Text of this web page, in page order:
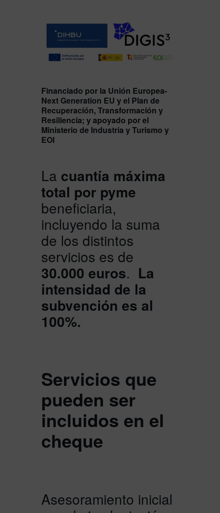
Financiado por la Unión Europea-
Next Generation EU y el Plan de
Recuperación, Transformación y
Resiliencia; y apoyado por el
Ministerio de Industria y Turismo y
EOI
La cuantía máxima
total por pyme
beneficiaria,
incluyendo la suma
de los distintos
servicios es de
30.000 euros. La
intensidad de la
subvención es al
100%.
Servicios que
pueden ser
incluidos en el
cheque
Asesoramiento inicial